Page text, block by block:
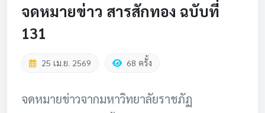
จดหมายข่าว สารสักทอง ฉบับที่
131
25 เม.ย. 2569 68 ครั้ง
จดหมายข่าวจากมหาวิทยาลัยราชภัฏ